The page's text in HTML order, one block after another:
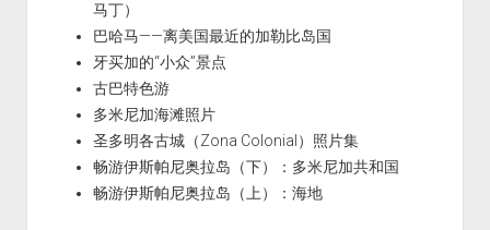
马丁）
巴哈马——离美国最近的加勒比岛国
牙买加的“小众”景点
古巴特色游
多米尼加海滩照片
圣多明各古城（Zona Colonial）照片集
畅游伊斯帕尼奥拉岛（下）：多米尼加共和国
畅游伊斯帕尼奥拉岛（上）：海地